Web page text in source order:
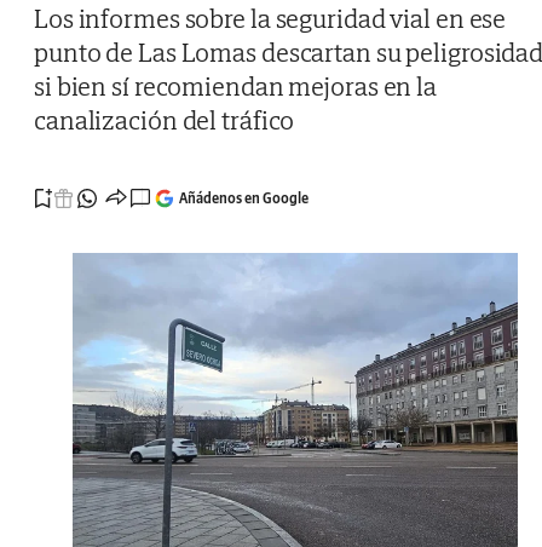
Los informes sobre la seguridad vial en ese
punto de Las Lomas descartan su
si bien sí recomiendan mejoras en la
canalización del tráfico
Añádenos en Google